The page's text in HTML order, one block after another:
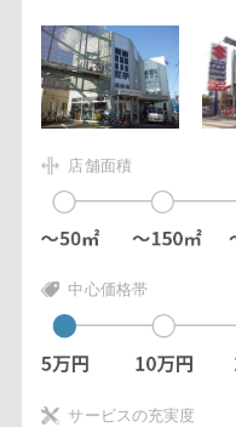
店舗面積
中心価格帯
サービスの充実度